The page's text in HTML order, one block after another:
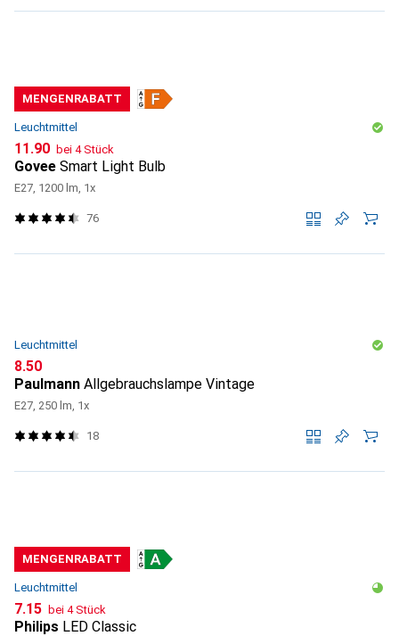
MENGENRABATT
Leuchtmittel
CHF
11.90 bei 4 Stück
Govee Smart Light Bulb
E27, 1200 lm, 1x
76
Leuchtmittel
CHF
8.50
Paulmann Allgebrauchslampe Vintage
E27, 250 lm, 1x
18
MENGENRABATT
Leuchtmittel
CHF
7.15 bei 4 Stück
Philips LED Classic